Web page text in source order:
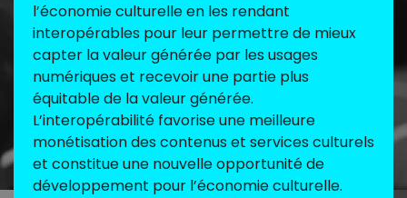
l’économie culturelle en les rendant
interopérables pour leur permettre de mieux
capter la valeur générée par les usages
numériques et recevoir une partie plus
équitable de la valeur générée.
L’interopérabilité favorise une meilleure
monétisation des contenus et services culturels
et constitue une nouvelle opportunité de
développement pour l’économie culturelle.